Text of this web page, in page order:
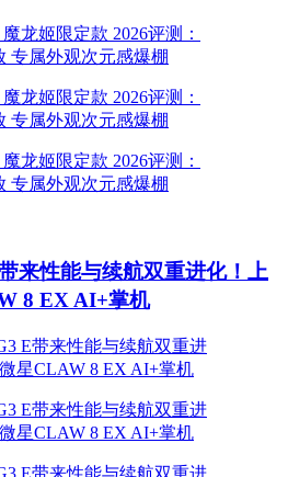
来性能与续航双重进化！上
8 EX AI+掌机